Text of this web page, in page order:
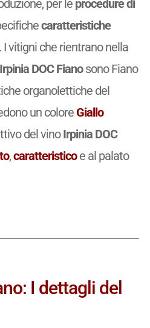
per le procedure di
caratteristiche
vitigni che rientrano nella
Irpinia DOC Fianosono Fiano
organolettiche del
un colore Giallo
del vinoIrpinia DOC
,caratteristicoe al palato
I dettagli del